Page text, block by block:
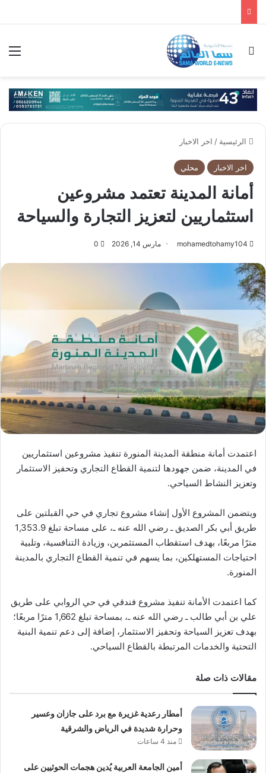
بحث عن
الرئيسية / اخر الاخبار
اخر الاخبار محلي
أمانة المدينة تعتمد مشروعين
استثماريين لتعزيز التجارة والسياحة
mohamedtohamy104 مارس 14, 2026 0
اعتمدت أمانة منطقة المدينة المنورة تنفيذ مشروعين استثماريين
في المدينة، ضمن جهودها لتنمية القطاع التجاري وتحفيز الاستثمار
وتعزيز النشاط السياحي.
ويتضمن المشروع الأول إنشاء مشروع تجاري في حي القبلتين على
طريق أبي بكر الصديق ـ رضي الله عنه ـ، على مساحة تبلغ 1,353.9
مترًا مربعًا، بهدف استقطاب المستثمرين، وزيادة التنافسية، وتلبية
احتياجات المستهلكين، بما يسهم في تنمية القطاع التجاري بالمدينة
المنورة.
كما اعتمدت الأمانة تنفيذ مشروع فندقي في حي الروابي على طريق
علي بن أبي طالب ـ رضي الله عنه ـ، بمساحة تبلغ 1,662 مترًا مربعًا؛
بهدف تعزيز السياحة وتحفيز الاستثمار، إضافة إلى دعم تنمية البنية
التحتية والخدمات المرتبطة بالقطاع السياحي.
مقالات ذات صلة
أمطار رعدية غزيرة مع برد على جازان وعسير
وحرارة شديدة في الرياض والشرقية
منذ 4 ساعات
أمين الجامعة العربية يُدين هجمات الحوثيين على